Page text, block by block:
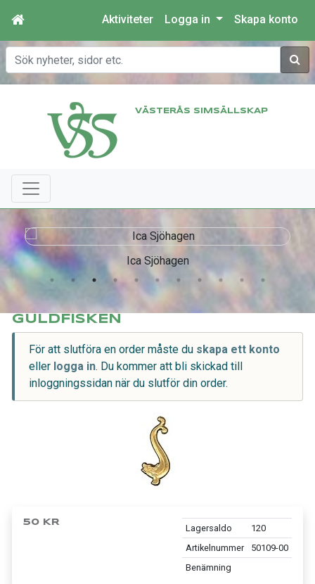
Aktiviteter Logga in Skapa konto
Sök
VÄSTERÅS SIMSÄLLSKAP
Ica Sjöhagen
GULDFISKEN
För att slutföra en order måste du skapa ett konto
eller logga in. Du kommer att bli skickad till
inloggningssidan när du slutför din order.
50 KR
Lagersaldo
120
Artikelnummer
50109-00
Benämning